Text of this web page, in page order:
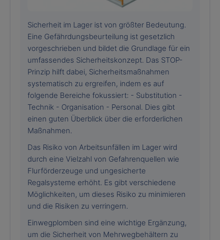
Sicherheit im Lager ist von größter Bedeutung.
Eine Gefährdungsbeurteilung ist gesetzlich
vorgeschrieben und bildet die Grundlage für ein
umfassendes Sicherheitskonzept. Das STOP-
Prinzip hilft dabei, Sicherheitsmaßnahmen
systematisch zu ergreifen, indem es auf
folgende Bereiche fokussiert: - Substitution -
Technik - Organisation - Personal. Dies gibt
einen guten Überblick über die erforderlichen
Maßnahmen.
Das Risiko von Arbeitsunfällen im Lager wird
durch eine Vielzahl von Gefahrenquellen wie
Flurförderzeuge und ungesicherte
Regalsysteme erhöht. Es gibt verschiedene
Möglichkeiten, um dieses Risiko zu minimieren
und die Risiken zu verringern.
Einwegplomben sind eine wichtige Ergänzung,
um die Sicherheit von Mehrwegbehältern zu